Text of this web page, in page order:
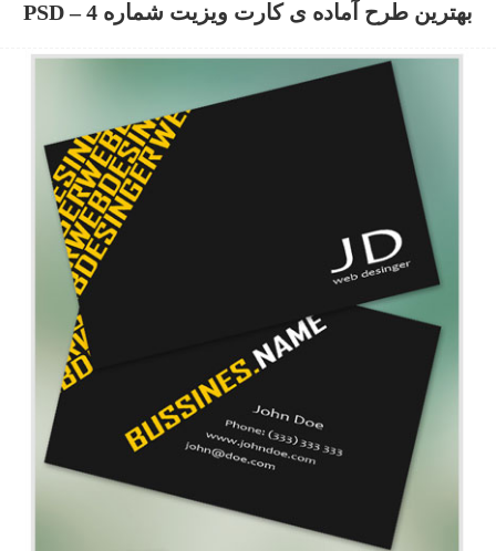
بهترین طرح آماده ی کارت ویزیت شماره 4 – PSD